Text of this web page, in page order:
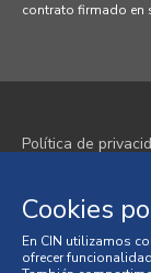
contrato firmado en
Política de
Términos y
Cookies
En CIN utilizamos
ofrecer